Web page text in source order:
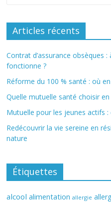
Articles récents
Contrat d’assurance obsèques
fonctionne ?
Réforme du 100 % santé : où
Quelle mutuelle santé choisir
Mutuelle pour les jeunes actifs :
Redécouvrir la vie sereine en
nature
Étiquettes
alcool alimentation allergie